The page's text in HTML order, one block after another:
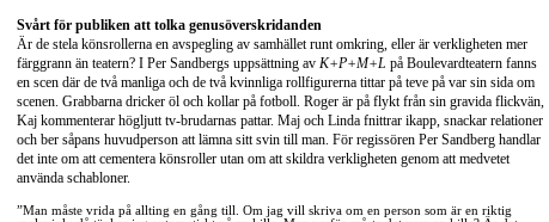
Svårt för publiken att tolka genusöverskridanden
Är de stela könsrollerna en avspegling av samhället runt omkring, eller är verkligheten mer
färggrann än teatern? I Per Sandbergs uppsättning av K+P+M+L på Boulevardteatern fanns
en scen där de två manliga och de två kvinnliga rollfigurerna tittar på teve på var sin sida om
scenen. Grabbarna dricker öl och kollar på fotboll. Roger är på flykt från sin gravida flickvän,
Kaj kommenterar högljutt tv-brudarnas pattar. Maj och Linda fnittrar ikapp, snackar relationer
och ber såpans huvudperson att lämna sitt svin till man. För regissören Per Sandberg handlar
det inte om att cementera könsroller utan om att skildra verkligheten genom att medvetet
använda schabloner.
”Man måste vrida på allting en gång till. Om jag vill skriva om en person som är en riktig